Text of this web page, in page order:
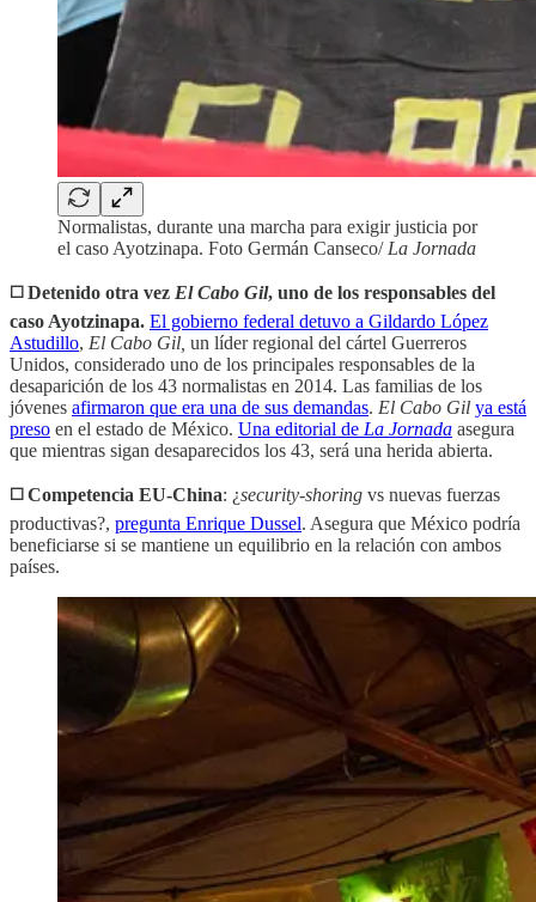
Normalistas, durante una marcha para exigir justicia por
el caso Ayotzinapa. Foto Germán Canseco/La Jornada
◻️ Detenido otra vez El Cabo Gil, uno de los responsables del
caso Ayotzinapa. El gobierno federal detuvo a Gildardo López
Astudillo, El Cabo Gil, un líder regional del cártel Guerreros
Unidos, considerado uno de los principales responsables de la
desaparición de los 43 normalistas en 2014. Las familias de los
jóvenes afirmaron que era una de sus demandas. El Cabo Gil ya está
preso en el estado de México. Una editorial de La Jornada asegura
que mientras sigan desaparecidos los 43, será una herida abierta.
◻️ Competencia EU-China: ¿security-shoring vs nuevas fuerzas
productivas?, pregunta Enrique Dussel. Asegura que México podría
beneficiarse si se mantiene un equilibrio en la relación con ambos
países.